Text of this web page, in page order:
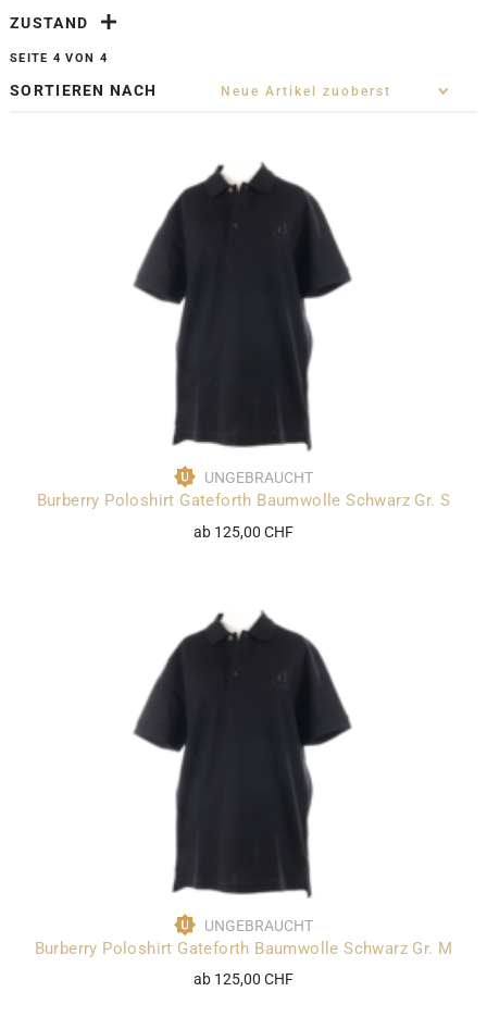
ZUSTAND
SEITE 4 VON 4
SORTIEREN NACH
UNGEBRAUCHT
Burberry Poloshirt Gateforth Baumwolle Schwarz Gr. S
ab 125,00 CHF
UNGEBRAUCHT
Burberry Poloshirt Gateforth Baumwolle Schwarz Gr. M
ab 125,00 CHF